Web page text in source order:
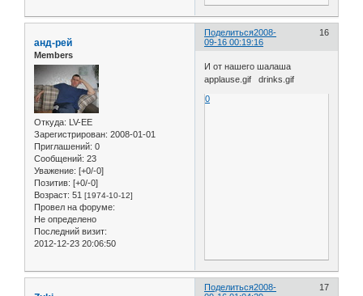
Поделиться 16
2008-
09-16 00:19:16
анд-рей
Members
Откуда: LV-EE
Зарегистрирован: 2008-01-01
Приглашений: 0
Сообщений: 23
Уважение: [+0/-0]
Позитив: [+0/-0]
Возраст: 51 [1974-10-12]
Провел на форуме:
Не определено
Последний визит:
2012-12-23 20:06:50
И от нашего шалаша
applause.gif drinks.gif
0
Поделиться 17
2008-